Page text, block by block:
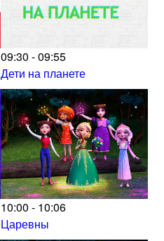
09:30 - 09:55
Дети на планете
10:00 - 10:06
Царевны